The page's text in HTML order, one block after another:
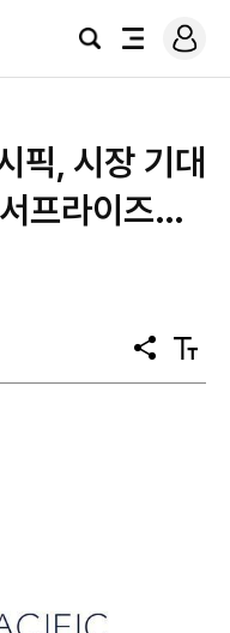
검
전
로
그
픽, 시장 기대
프라이즈…
공
유
텍
스